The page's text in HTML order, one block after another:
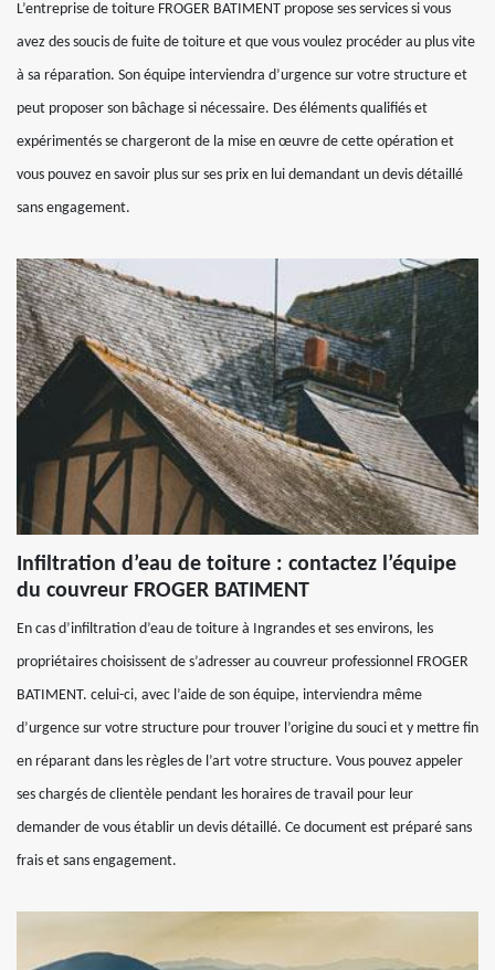
L’entreprise de toiture FROGER BATIMENT propose ses services si vous
avez des soucis de fuite de toiture et que vous voulez procéder au plus vite
à sa réparation. Son équipe interviendra d’urgence sur votre structure et
peut proposer son bâchage si nécessaire. Des éléments qualifiés et
expérimentés se chargeront de la mise en œuvre de cette opération et
vous pouvez en savoir plus sur ses prix en lui demandant un devis détaillé
sans engagement.
Infiltration d’eau de toiture : contactez l’équipe
du couvreur FROGER BATIMENT
En cas d’infiltration d’eau de toiture à Ingrandes et ses environs, les
propriétaires choisissent de s’adresser au couvreur professionnel FROGER
BATIMENT. celui-ci, avec l’aide de son équipe, interviendra même
d’urgence sur votre structure pour trouver l’origine du souci et y mettre fin
en réparant dans les règles de l’art votre structure. Vous pouvez appeler
ses chargés de clientèle pendant les horaires de travail pour leur
demander de vous établir un devis détaillé. Ce document est préparé sans
frais et sans engagement.